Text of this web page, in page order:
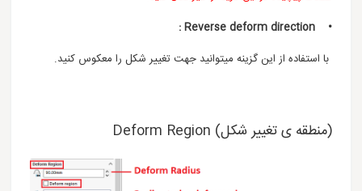
• Reverse deform direction :
با استفاده از این گزینه میتوانید جهت تغییر شکل را معکوس کنید.
(منطقه ی تغییر شکل) Deform Region